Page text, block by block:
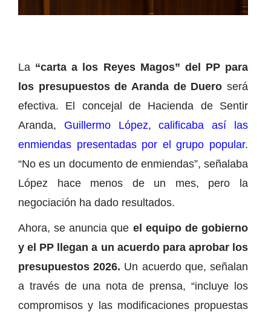
La “carta a los Reyes Magos” del PP para
los presupuestos de Aranda de Duero será
efectiva. El concejal de Hacienda de Sentir
Aranda, Guillermo López, calificaba así las
enmiendas presentadas por el grupo popular.
“No es un documento de enmiendas”, señalaba
López hace menos de un mes, pero la
negociación ha dado resultados.
Ahora, se anuncia que el equipo de gobierno
y el PP llegan a un acuerdo para aprobar los
presupuestos 2026. Un acuerdo que, señalan
a través de una nota de prensa, “incluye los
compromisos y las modificaciones propuestas